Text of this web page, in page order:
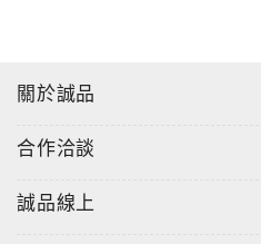
關於誠品
合作洽談
誠品線上